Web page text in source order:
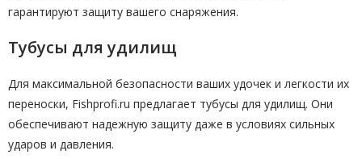
гарантируют защиту вашего снаряжения.
Тубусы для удилищ
Для максимальной безопасности ваших удочек и легкости их
переноски, Fishprofi.ru предлагает тубусы для удилищ. Они
обеспечивают надежную защиту даже в условиях сильных
ударов и давления.